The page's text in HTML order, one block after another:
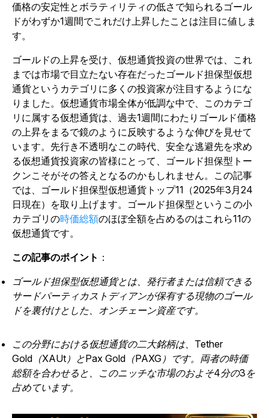
価格の安定性とボラティリティの低さで知られるゴール
ドがわずか1週間でこれだけ上昇したことは注目に値しま
す。
ゴールドの上昇を受け、仮想通貨投資の世界では、これ
までは市場で目立たない存在だったゴールド担保型仮想
通貨というカテゴリに多くの投資家が注目するようにな
りました。仮想通貨市場全体が低調な中で、このカテゴ
リに属する仮想通貨は、過去1週間にわたりゴールド価格
の上昇をまるで鏡のように反映するような伸びを見せて
います。先行き不透明なこの時代、安全な逃避先を求め
る仮想通貨投資家の皆様にとって、ゴールド担保型トー
クンこそがその答えとなるのかもしれません。この記事
では、ゴールド担保型仮想通貨トップ11（2025年3月24
日現在）を取り上げます。ゴールド担保型というこの小
カテゴリの時価総額のほぼ全額を占めるのはこれら11の
仮想通貨です。
この記事のポイント ：
ゴールド担保型仮想通貨とは、発行者または信頼できる
サードパーティカストディアンが保有する現物のゴール
ドを裏付けとした、オンチェーン資産です。
この分野における仮想通貨の二大銘柄は、Tether
Gold（XAUt）とPax Gold（PAXG）です。両者の時価
総額を合わせると、このニッチな市場のおよそ4分の3を
占めています。